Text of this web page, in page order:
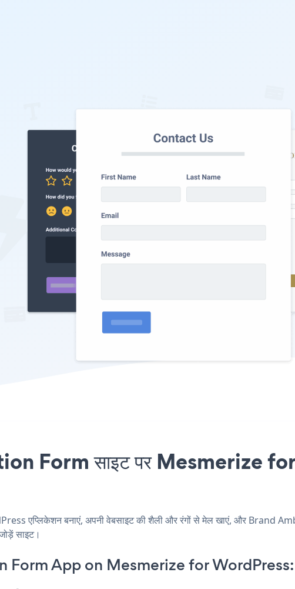
Form साइट पर Mesmerize
एप्लिकेशन बनाएं, अपनी वेबसाइट की शैली और रंगों से मेल खाएं, और Brand
साइट।
Form App on Mesmerize for WordPress: